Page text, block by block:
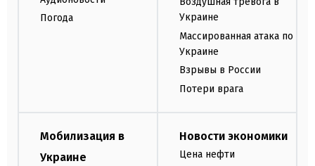
Погода
Украине
Массированная атака по
Украине
Взрывы в России
Потери врага
Мобилизация в
Украине
Новости экономики
Цена нефти